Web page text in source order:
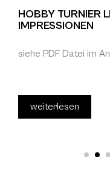
HOBBY TURNIER
IMPRESSIONEN
siehe PDF Datei im
weiterlesen